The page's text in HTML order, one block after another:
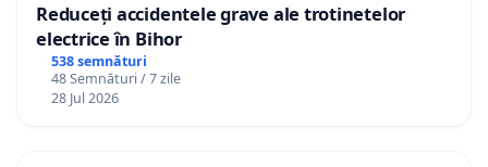
Reduceți accidentele grave ale trotinetelor
electrice în Bihor
538 semnături
48 Semnături / 7 zile
28 Jul 2026